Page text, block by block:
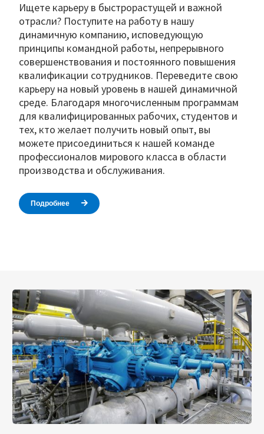
Ищете карьеру в быстрорастущей и важной
отрасли? Поступите на работу в нашу
динамичную компанию, исповедующую
принципы командной работы, непрерывного
совершенствования и постоянного повышения
квалификации сотрудников. Переведите свою
карьеру на новый уровень в нашей динамичной
среде. Благодаря многочисленным программам
для квалифицированных рабочих, студентов и
тех, кто желает получить новый опыт, вы
можете присоединиться к нашей команде
профессионалов мирового класса в области
производства и обслуживания.
Подробнее